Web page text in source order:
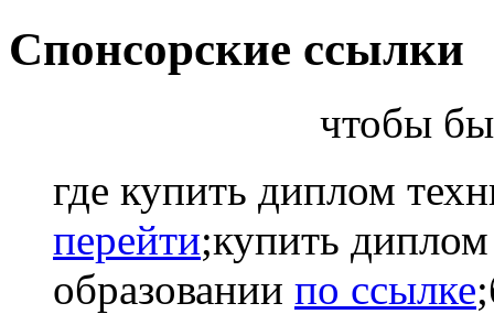
Спонсорские ссылки
чтобы
где купить диплом
перейти;купить
образовании по ссылке